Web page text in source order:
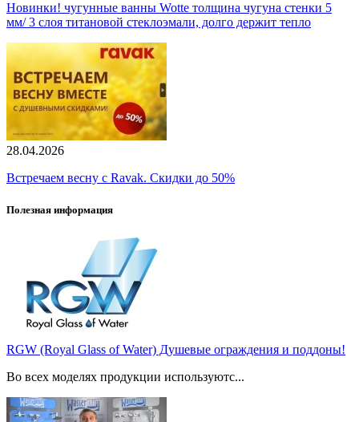
Новинки! чугунные ванны Wotte толщина чугуна стенки 5
мм/ 3 слоя титановой стеклоэмали, долго держит тепло
28.04.2026
Встречаем весну с Ravak. Скидки до 50%
Полезная информация
RGW (Royal Glass of Water) Душевые ограждения и поддоны!
Во всех моделях продукции используютс...